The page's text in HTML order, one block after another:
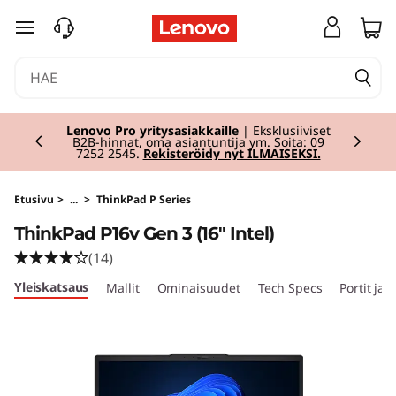
T
k
P
a
d
siirry pääsisältöön
Lenovo Pro yritysasiakkaille| Eksklusiiviset
B2B-hinnat, oma asiantuntija ym. Soita: 09
7252 2545. Rekisteröidy nyt ILMAISEKSI.
Currently displaying item 2 of 2
Etusivu > ... > ThinkPad P Series
ThinkPad P16v Gen 3 (16" Intel)
(14)
Yleiskatsaus Mallit Ominaisuudet Tech Specs Portit ja